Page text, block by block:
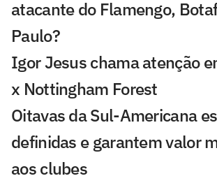
atacante do Flamengo,
Paulo?
Igor Jesus chama atenção
x Nottingham Forest
Oitavas da Sul-Americana
definidas e garantem valor
aos clubes